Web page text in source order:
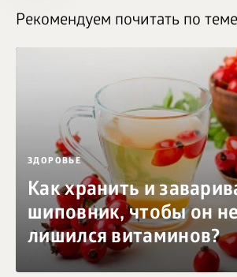
Рекомендуем почитать по
ЗДОРОВЬЕ
Как хранить и
шиповник, чтобы он не
лишился витаминов?